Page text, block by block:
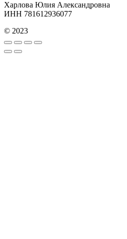
Харлова Юлия Александровна
ИНН 781612936077
© 2023